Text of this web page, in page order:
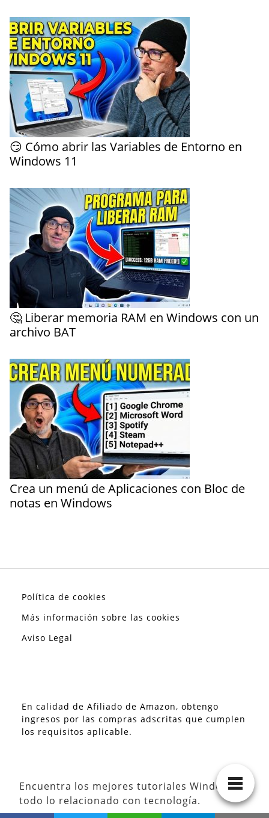
😏 Cómo abrir las Variables de Entorno en
Windows 11
🤔 Liberar memoria RAM en Windows con un
archivo BAT
Crea un menú de Aplicaciones con Bloc de
notas en Windows
Política de cookies
Más información sobre las cookies
Aviso Legal
En calidad de Afiliado de Amazon, obtengo
ingresos por las compras adscritas que cumplen
los requisitos aplicable.
Encuentra los mejores tutoriales Windows y
todo lo relacionado con tecnología.